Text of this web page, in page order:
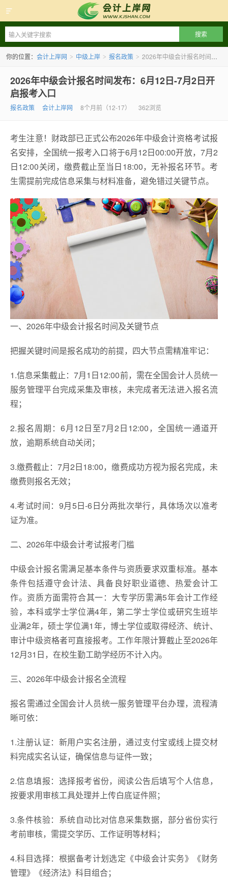
会计上岸网
你的位置： 会计上岸网 > 中级上岸 > 报名政策 > 2026年中级会计报名时间发布：6月12日-7月2日开启报考入口
2026年中级会计报名时间发布：6月12日-7月2日开
启报考入口
报名政策 会计上岸网 8个月前（12-17） 362浏览
考生注意！财政部已正式公布2026年中级会计资格考试报
名安排，全国统一报考入口将于6月12日00:00开放，7月2
日12:00关闭，缴费截止至当日18:00，无补报名环节。考
生需提前完成信息采集与材料准备，避免错过关键节点。
一、2026年中级会计报名时间及关键节点
把握关键时间是报名成功的前提，四大节点需精准牢记：
1.信息采集截止：7月1日12:00前，需在全国会计人员统一
服务管理平台完成采集及审核，未完成者无法进入报名流
程；
2.报名周期：6月12日至7月2日12:00，全国统一通道开
放，逾期系统自动关闭；
3.缴费截止：7月2日18:00，缴费成功方视为报名完成，未
缴费则报名无效；
4.考试时间：9月5日-6日分两批次举行，具体场次以准考
证为准。
二、2026年中级会计考试报考门槛
中级会计报名需满足基本条件与资质要求双重标准。基本
条件包括遵守会计法、具备良好职业道德、热爱会计工
作。资质方面需符合其一：大专学历需满5年会计工作经
验，本科或学士学位满4年，第二学士学位或研究生班毕
业满2年，硕士学位满1年，博士学位或取得经济、统计、
审计中级资格者可直接报考。工作年限计算截止至2026年
12月31日，在校生勤工助学经历不计入内。
三、2026年中级会计报名全流程
报名需通过全国会计人员统一服务管理平台办理，流程清
晰可依：
1.注册认证：新用户实名注册，通过支付宝或线上提交材
料完成实名认证，确保信息与证件一致；
2.信息填报：选择报考省份，阅读公告后填写个人信息，
按要求用审核工具处理并上传白底证件照；
3.条件核验：系统自动比对信息采集数据，部分省份实行
考前审核，需提交学历、工作证明等材料；
4.科目选择：根据备考计划选定《中级会计实务》《财务
管理》《经济法》科目组合；